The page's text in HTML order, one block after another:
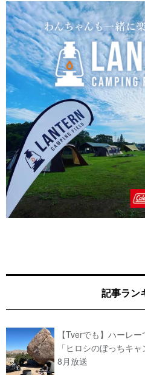
記事ラン
【Tverでも】ハーレ
「ヒロシのぼっちキ
8月放送